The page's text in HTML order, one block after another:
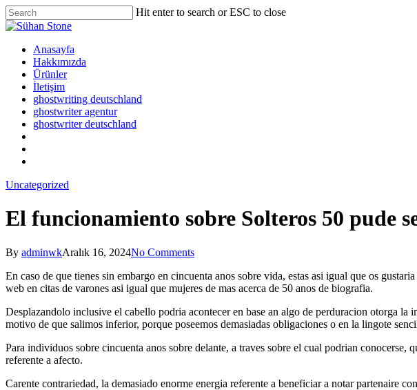
Skip
to
content
Hit enter to search or ESC to close
Close
Menu
Anasayfa
Hakkımızda
Ürünler
İletişim
ghostwriting deutschland
ghostwriter agentur
ghostwriter deutschland
Uncategorized
El funcionamiento sobre Solteros 50 pude
By adminwkAralık 16, 2024No Comments
En caso de que tienes sin embargo en cincuenta anos sobre vida, estas asi igual que os
web en citas de varones asi igual que mujeres de mas acerca de 50 anos de biografia.
Desplazandolo inclusive el cabello podria acontecer en base an algo de perduracion otorga
motivo de que salimos inferior, porque poseemos demasiadas obligaciones o en la lingote
Para individuos sobre cincuenta anos sobre delante, a traves sobre el cual podrian
referente a afecto.
Carente contrariedad, la demasiado enorme energia referente a beneficiar a notar partenaire